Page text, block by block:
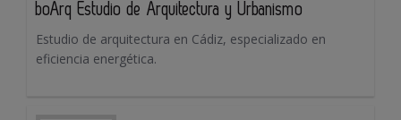
boArq Estudio de Arquitectura y Urbanismo
Estudio de arquitectura en Cádiz, especializado en
eficiencia energética.